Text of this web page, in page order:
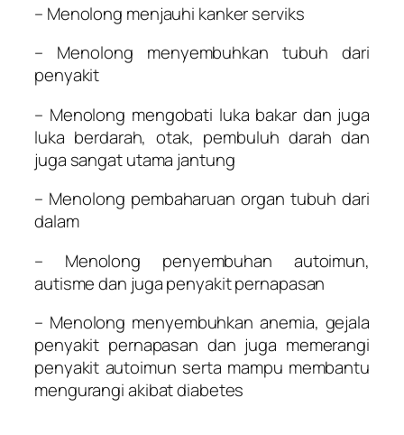
– Menolong menjauhi kanker serviks
– Menolong menyembuhkan tubuh dari
penyakit
– Menolong mengobati luka bakar dan juga
luka berdarah, otak, pembuluh darah dan
juga sangat utama jantung
– Menolong pembaharuan organ tubuh dari
dalam
– Menolong penyembuhan autoimun,
autisme dan juga penyakit pernapasan
– Menolong menyembuhkan anemia, gejala
penyakit pernapasan dan juga memerangi
penyakit autoimun serta mampu membantu
mengurangi akibat diabetes